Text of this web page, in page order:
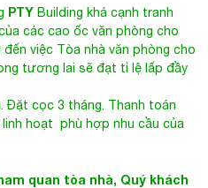
PTYBuilding khá cạnh tranh
các cao ốc văn phòng cho
đến việc Tòa nhà văn phòng cho
tương lai sẽ đạt tỉ lệ lấp đầy
Đặt cọc 3 tháng. Thanh toán
hoạt phù hợp nhu cầu của
quan tòa nhà, Quý khách